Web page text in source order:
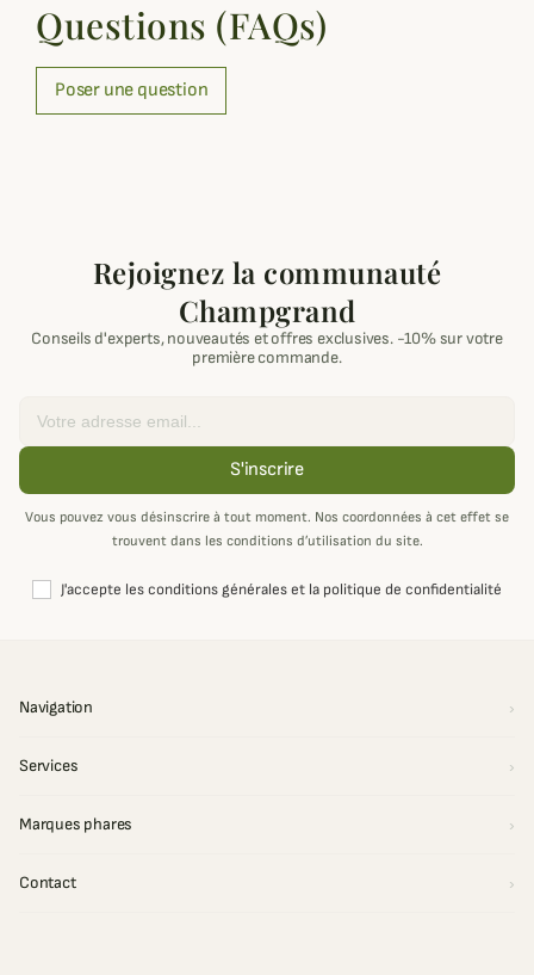
Questions (FAQs)
Poser une question
Rejoignez la communauté
Champgrand
Conseils d'experts, nouveautés et offres exclusives. -10% sur votre
première commande.
S'inscrire
Vous pouvez vous désinscrire à tout moment. Nos coordonnées à cet effet se
trouvent dans les conditions d’utilisation du site.
J'accepte les conditions générales et la politique de confidentialité
Navigation
Services
Marques phares
Contact